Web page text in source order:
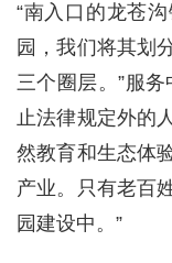
“南入口的龙苍
园，我们将其划
三个圈层。”服
止法律规定外的
然教育和生态体
产业。只有老百
园建设中。”